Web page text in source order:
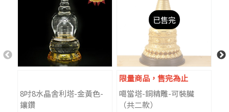
8吋8水晶舍利塔-金黃色-
鑲鑽
已售完
限量商品，售完為止
噶當塔-銅精雕-可裝臟
（共二款）